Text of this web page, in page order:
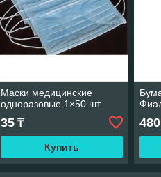
Маски медицинские
одноразовые 1×50 шт.
35₸
Купить
480